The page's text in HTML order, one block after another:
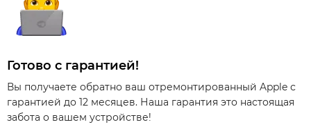
Готово с гарантией!
Вы получаете обратно ваш отремонтированный Apple с
гарантией до 12 месяцев. Наша гарантия это настоящая
забота о вашем устройстве!